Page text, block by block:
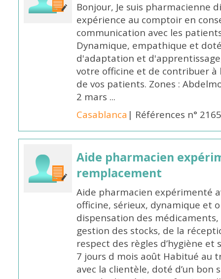
Bonjour, Je suis pharmacienne
expérience au comptoir en
communication avec les
Dynamique, empathique et
d'adaptation et
votre officine et de contribuer
de vos patients. Zones :
2 mars ...
Casablanca | Références n°
Aide pharmacien
remplacement
Aide pharmacien expérimenté
officine, sérieux, dynamique et
dispensation des
gestion des stocks, de la
respect des règles d’hygiène
7 jours d mois août Habitué au
avec la clientèle, doté d’un bon